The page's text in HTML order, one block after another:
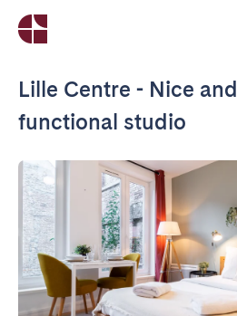
Lille Centre - Nice and
functional studio